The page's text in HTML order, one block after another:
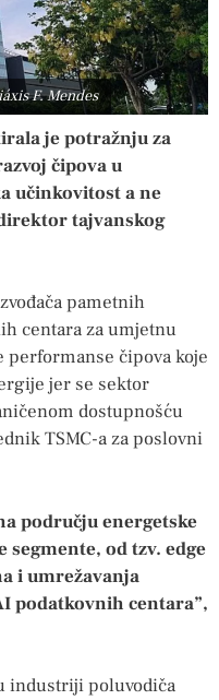
F. Mendes
je potražnju za
čipova u
učinkovitost a ne
tajvanskog
pametnih
centara za umjetnu
čipova koje
jer se sektor
dostupnošću
TSMC-a za poslovni
području energetske
od tzv. edge
i umrežavanja
podatkovnih centara”,
industriji poluvodiča